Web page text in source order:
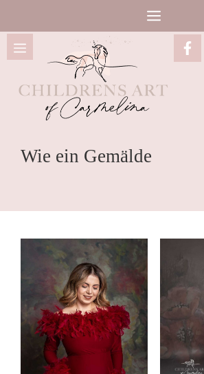
Inhalt
springen
MENÜ
Wie ein Gemälde